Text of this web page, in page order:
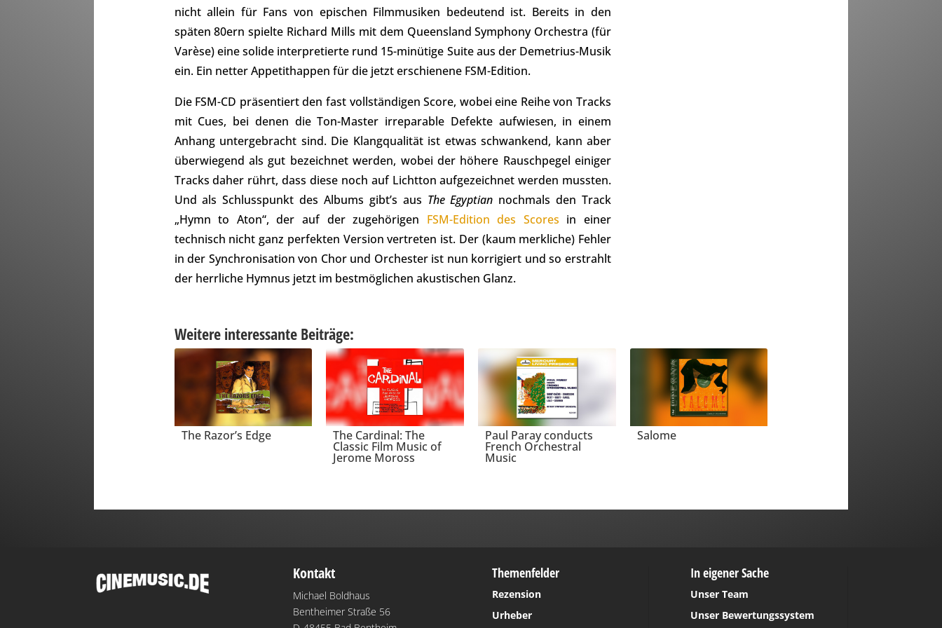
nicht allein für Fans von epischen Filmmusiken bedeutend ist. Bereits in den
späten 80ern spielte Richard Mills mit dem Queensland Symphony Orchestra (für
Varèse) eine solide interpretierte rund 15-minütige Suite aus der Demetrius-Musik
ein. Ein netter Appetithappen für die jetzt erschienene FSM-Edition.
Die FSM-CD präsentiert den fast vollständigen Score, wobei eine Reihe von Tracks
mit Cues, bei denen die Ton-Master irreparable Defekte aufwiesen, in einem
Anhang untergebracht sind. Die Klangqualität ist etwas schwankend, kann aber
überwiegend als gut bezeichnet werden, wobei der höhere Rauschpegel einiger
Tracks daher rührt, dass diese noch auf Lichtton aufgezeichnet werden mussten.
Und als Schlusspunkt des Albums gibt’s aus The Egyptian nochmals den Track
„Hymn to Aton“, der auf der zugehörigen FSM-Edition des Scores in einer
technisch nicht ganz perfekten Version vertreten ist. Der (kaum merkliche) Fehler
in der Synchronisation von Chor und Orchester ist nun korrigiert und so erstrahlt
der herrliche Hymnus jetzt im bestmöglichen akustischen Glanz.
Weitere interessante Beiträge:
The Razor’s Edge The Cardinal: The
Classic Film Music of
Jerome Moross
Paul Paray conducts
French Orchestral
Music
Salome
Kontakt
Michael Boldhaus
Bentheimer Straße 56
Themenfelder
Rezension
Urheber
In eigener Sache
Unser Team
Unser Bewertungssystem